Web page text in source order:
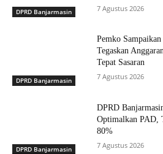
DPRD Banjarmasin
7 Agustus 2026
DPRD Banjarmasin
Pemko
Tegaskan
Tepat Sasaran
7 Agustus 2026
DPRD Banjarmasin
DPRD
Optimalkan PAD,
80%
7 Agustus 2026